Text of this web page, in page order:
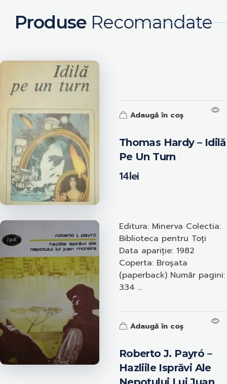
Produse Recomandate
Thomas Hardy – Idilă
Pe Un Turn
14lei
Adaugă în coș
Roberto J. Payró –
Hazliile Isprăvi Ale
Editura: Minerva Colectia:
Biblioteca pentru Toți
Data apariție: 1982
Coperta: Broșata
(paperback) Număr pagini:
334 ...
Adaugă în coș